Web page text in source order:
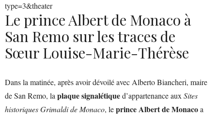
type=3&theater
Le prince Albert de Monaco à
San Remo sur les traces de
Sœur Louise-Marie-Thérèse
Dans la matinée, après avoir dévoilé avec Alberto Biancheri, maire
de San Remo, la plaque signalétiqued’appartenance aux Sites
historiques Grimaldi de Monaco, leprince Albert de Monacoa